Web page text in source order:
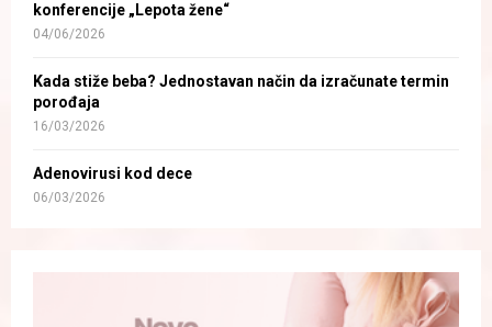
konferencije „Lepota žene“
04/06/2026
Kada stiže beba? Jednostavan način da izračunate termin
porođaja
16/03/2026
Adenovirusi kod dece
06/03/2026